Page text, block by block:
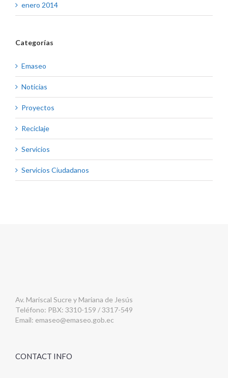
enero 2014
Categorías
Emaseo
Noticias
Proyectos
Reciclaje
Servicios
Servicios Ciudadanos
Av. Mariscal Sucre y Mariana de Jesús
Teléfono: PBX: 3310-159 / 3317-549
Email: emaseo@emaseo.gob.ec
CONTACT INFO